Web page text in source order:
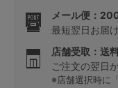
メール便：
最短翌日お届け
店舗受取：送
ご注文の翌日
※店舗選択時に